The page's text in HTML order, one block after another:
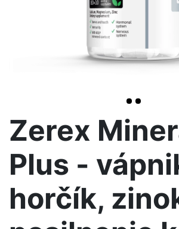
Zerex
Plus -
horčík,